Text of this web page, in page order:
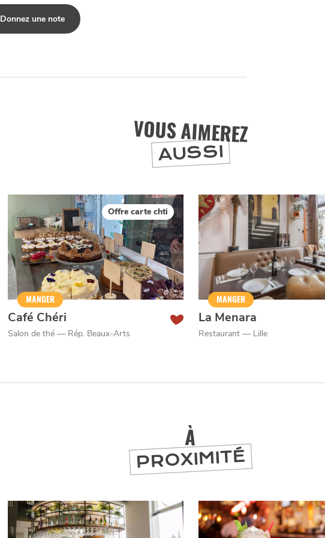
Nous contacter
Donnez une note
VOUS AIMEREZ
AUSSI
Offre carte chti
MANGER
Café Chéri
Salon de thé — Rép. Beaux-Arts
MANGER
La Menara
Restaurant — Lille
À
PROXIMITÉ